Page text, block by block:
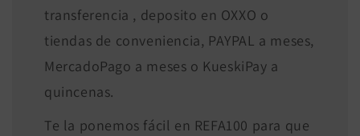
transferencia , deposito en OXXO o
tiendas de conveniencia, PAYPAL a meses,
MercadoPago a meses o KueskiPay a
quincenas.
Te la ponemos fácil en REFA100 para que